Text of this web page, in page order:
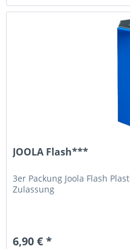
JOOLA Flash***
3er Packung Joola Flash
Zulassung
6,90 € *